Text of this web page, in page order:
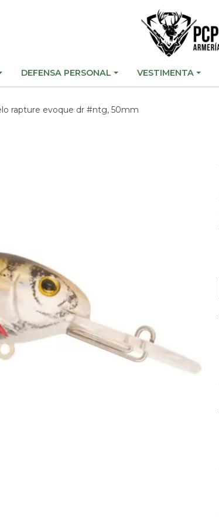
DEFENSA PERSONAL VESTIMENTA
rapture evoque dr #ntg, 50mm